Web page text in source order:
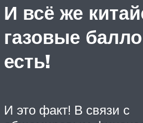
И всё же
газовые
есть!
И это факт! В связи с